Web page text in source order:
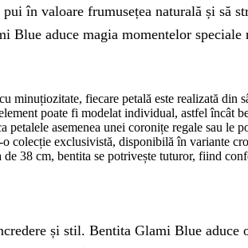
în valoare frumusețea naturală și să
Blue aduce magia momentelor speciale
minuțiozitate, fiecare petală este realizată din
poate fi modelat individual, astfel încât
petalele asemenea unei coronițe regale sau
colecție exclusivistă, disponibilă în variante
38 cm, bentita se potrivește tuturor, fiind
și stil. Bentita Glami Blue